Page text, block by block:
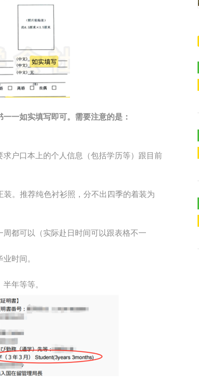
一如实填写即可。需要注意的是：
户口本上的个人信息（包括学历等）跟目前
。推荐纯色衬衫照，分不出四季的着装为
都可以（实际赴日时间可以跟表格不一
时间。
年等等。